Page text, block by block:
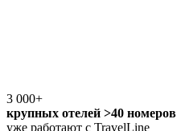
3 000+
крупных отелей >40 номеров
уже работают с TravelLine